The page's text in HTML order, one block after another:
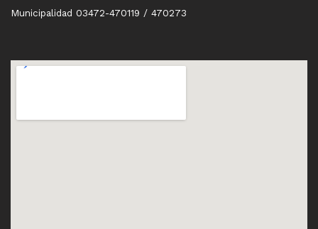
Municipalidad 03472-470119 / 470273